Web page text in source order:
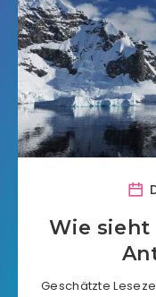
Wie
Geschätzte